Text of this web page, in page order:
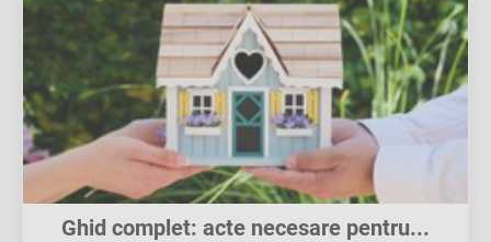
Ghid complet: acte necesare pentru...